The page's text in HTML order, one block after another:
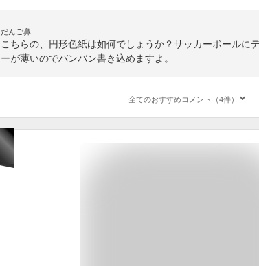
だんご鼻
こちらの、円形色紙は如何でしょうか？サッカーボールに
ーが薄いのでバンバン書き込めますよ。
全てのおすすめコメント（4件）